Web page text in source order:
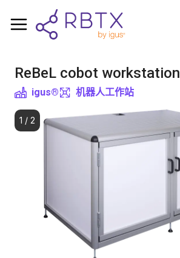
ReBeL cobot workstation
igus® 机器人工作站
1 / 2
购物车
浏览商店